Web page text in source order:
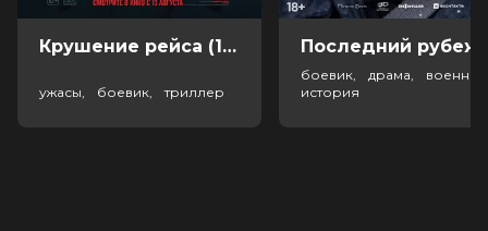
Крушение рейса (18+)
ужасы, боевик, триллер
боевик, драма,
история